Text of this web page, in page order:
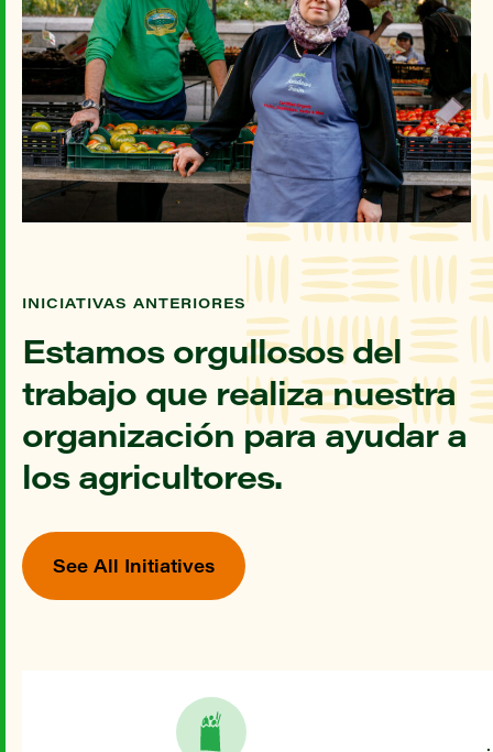
INICIATIVAS ANTERIORES
Estamos orgullosos del
trabajo que realiza nuestra
organización para ayudar a
los agricultores.
See All Initiatives